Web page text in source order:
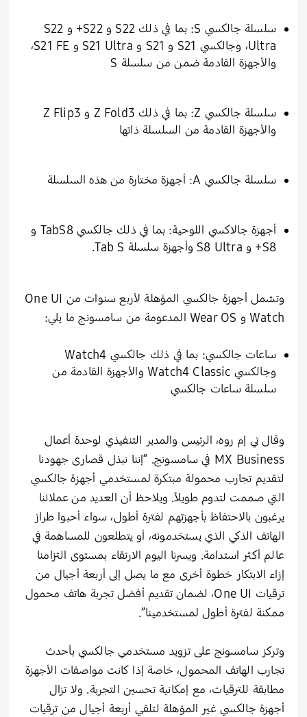
سلسلة جالكسي S: بما في ذلك S22 و S22+ و S22
Ultra، وجالكسي S21 و S21 و S21 Ultra و S21 FE،
والأجهزة القادمة ضمن من سلسلة S
سلسلة جالكسي Z: بما في ذلك Z Fold3 و Z Flip3
والأجهزة القادمة من السلسلة ذاتها
سلسلة جالكسي A: أجهزة مختارة من هذه السلسلة
أجهزة جالاكسي اللوحية: بما في ذلك جالكسي TabS8 و
S8+ و S8 Ultra وأجهزة سلسلة Tab S.
وتشمل أجهزة جالكسي المؤهلة لأربع سنوات من One UI
Watch و Wear OS المدعومة من سامسونج ما يلي:
ساعات جالكسي: بما في ذلك جالكسي Watch4
وجالكسي Watch4 Classic والأجهزة القادمة من
سلسلة ساعات جالكسي
وقال تي إم روه، الرئيس والمدير التنفيذي لوحدة أعمال
MX Business في سامسونج. “إننا نبذل قصارى جهودنا
لتقديم تجارب محمولة مبتكرة لمستخدمي أجهزة جالكسي
التي صممت لتدوم طويلاً. ويلاحظ أن العديد من عملائنا
يرغبون بالاحتفاظ بأجهزتهم لفترة أطول، سواء أحبوا طراز
الهاتف الذكي الذي يستخدمونه، أو يتطلعون للمساهمة في
عالم أكثر استدامة. ويسرنا اليوم الارتقاء بمستوى التزامنا
إزاء الابتكار خطوة أخرى مع ما يصل إلى أربعة أجيال من
ترقيات One UI، لضمان تقديم أفضل تجربة هاتف محمول
ممكنة لفترة أطول لمستخدمينا”.
وتركز سامسونج على تزويد مستخدمي جالكسي بأحدث
تجارب الهاتف المحمول، خاصة إذا كانت مواصفات الأجهزة
مطابقة للترقيات، مع إمكانية تحسين التجربة. ولا تزال
أجهزة جالكسي غير المؤهلة لتلقي أربعة أجيال من ترقيات